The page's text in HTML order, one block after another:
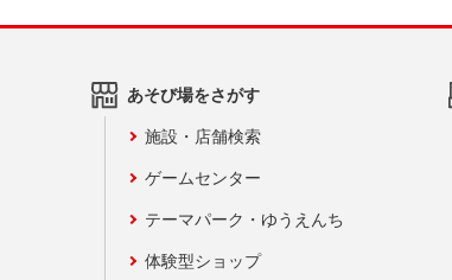
あそび場をさがす
施設・店舗検索
ゲームセンター
テーマパーク・ゆうえんち
体験型ショップ